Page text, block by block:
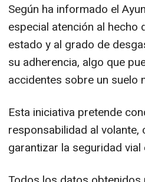
Según ha informado el
especial atención al hecho
estado y al grado de
su adherencia, algo que
accidentes sobre un suelo
Esta iniciativa pretende
responsabilidad al
garantizar la seguridad